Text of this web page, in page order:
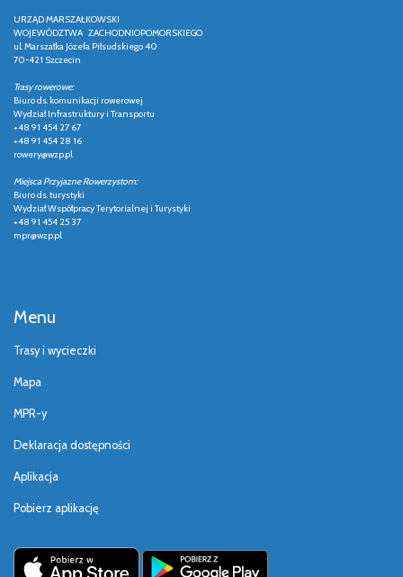
URZĄD MARSZAŁKOWSKI
WOJEWÓDZTWA ZACHODNIOPOMORSKIEGO
ul. Marszałka Józefa Piłsudskiego 40
70-421 Szczecin
Trasy rowerowe:
Biuro ds. komunikacji rowerowej
Wydział Infrastruktury i Transportu
+48 91 454 27 67
+48 91 454 28 16
rowery@wzp.pl
Miejsca Przyjazne Rowerzystom:
Biuro ds. turystyki
Wydział Współpracy Terytorialnej i Turystyki
+48 91 454 25 37
mpr@wzp.pl
Menu
Trasy i wycieczki
Mapa
MPR-y
Deklaracja dostępności
Aplikacja
Pobierz aplikację